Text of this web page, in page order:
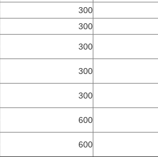
300
300
300
300
300
600
600